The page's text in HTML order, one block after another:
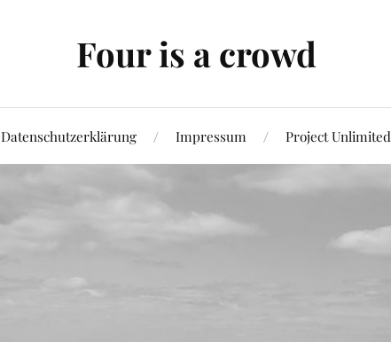
Four is a crowd
Datenschutzerklärung Impressum Project Unlimited